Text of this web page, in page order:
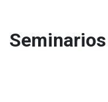
Seminarios